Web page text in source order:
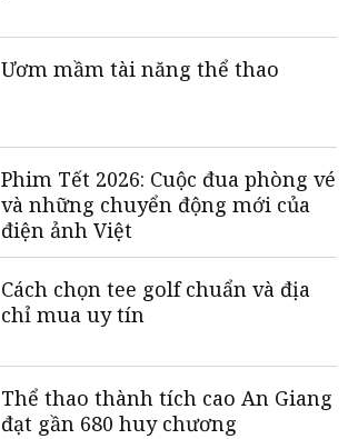
Ươm mầm tài năng thể thao
Phim Tết 2026: Cuộc đua phòng vé
và những chuyển động mới của
điện ảnh Việt
Cách chọn tee golf chuẩn và địa
chỉ mua uy tín
Thể thao thành tích cao An Giang
đạt gần 680 huy chương